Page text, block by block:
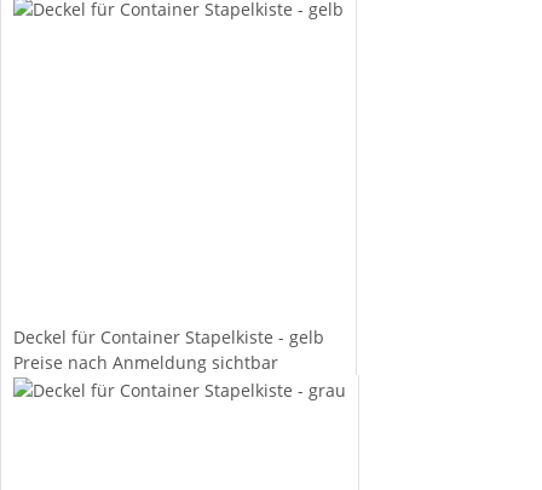
Deckel für Container Stapelkiste - gelb
Preise nach Anmeldung sichtbar